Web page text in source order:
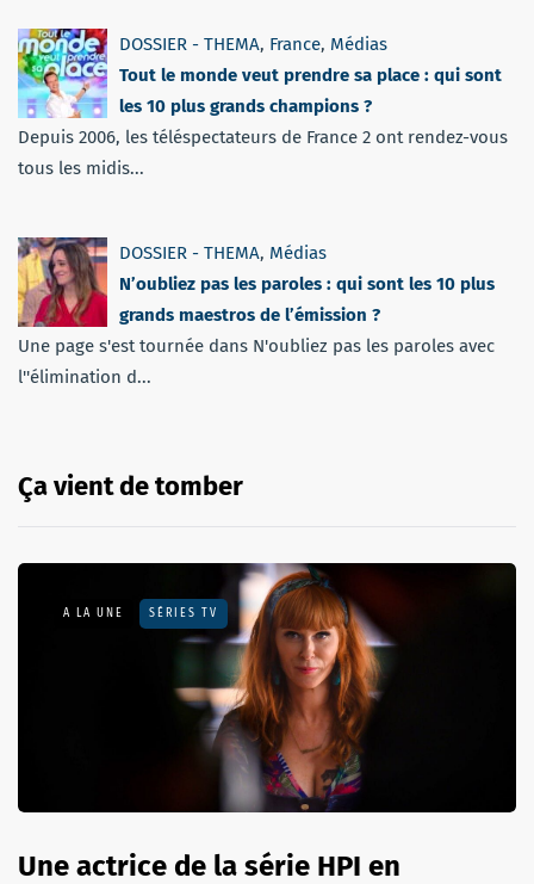
DOSSIER - THEMA, France, Médias
Tout le monde veut prendre sa place : qui sont
les 10 plus grands champions ?
Depuis 2006, les téléspectateurs de France 2 ont rendez-vous
tous les midis...
DOSSIER - THEMA, Médias
N’oubliez pas les paroles : qui sont les 10 plus
grands maestros de l’émission ?
Une page s'est tournée dans N'oubliez pas les paroles avec
l''élimination d...
Ça vient de tomber
A LA UNE SÉRIES TV
Une actrice de la série HPI en